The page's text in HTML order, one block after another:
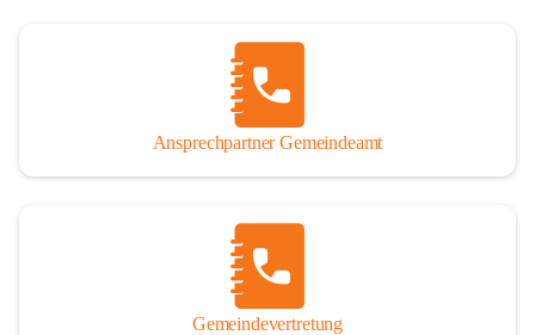
Ansprechpartner Gemeindeamt
Gemeindevertretung